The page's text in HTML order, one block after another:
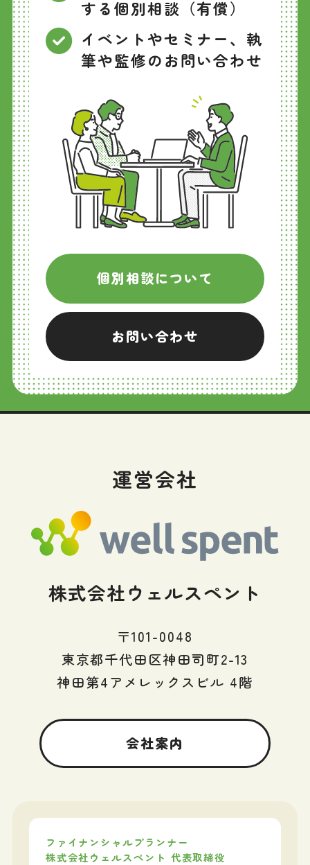
する個別相談（有償）
イベントやセミナー、執
筆や監修のお問い合わせ
個別相談について
お問い合わせ
運営会社
株式会社ウェルスペント
〒101-0048
東京都千代田区神田司町2-13
神田第4アメレックスビル 4階
会社案内
ファイナンシャルプランナー
株式会社ウェルスペント 代表取締役